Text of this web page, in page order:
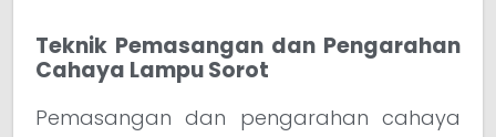
Teknik Pemasangan dan Pengarahan
Cahaya Lampu Sorot
Pemasangan dan pengarahan cahaya